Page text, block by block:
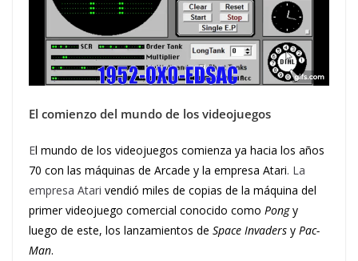
El comienzo del mundo de los videojuegos
El mundo de los videojuegos comienza ya hacia los años
70 con las máquinas de Arcade y la empresa Atari. La
empresa Atari vendió miles de copias de la máquina del
primer videojuego comercial conocido como Pongy
luego de este, los lanzamientos de Space Invaders y Pac-
Man.